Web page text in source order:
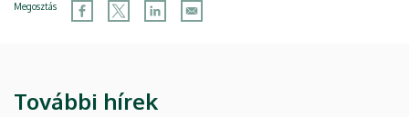
Megosztás
További hírek